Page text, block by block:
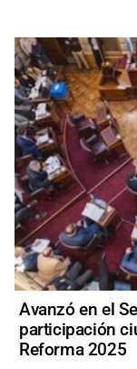
Avanzó en el
participación
Reforma 2025